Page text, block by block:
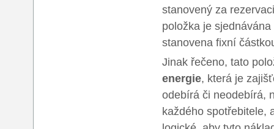
stanovený za
položka je
stanovena fixní
Jinak řečeno, tato
energie, která je
odebírá či neodebírá,
každého spotřebitele,